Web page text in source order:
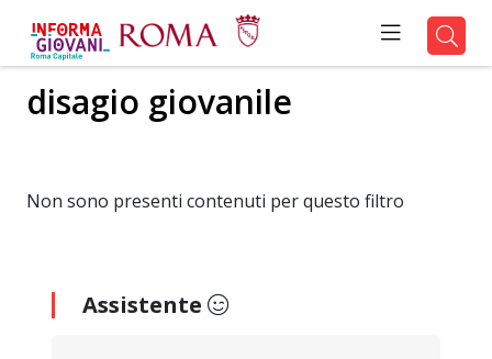
disagio giovanile
Non sono presenti contenuti per questo filtro
Assistente